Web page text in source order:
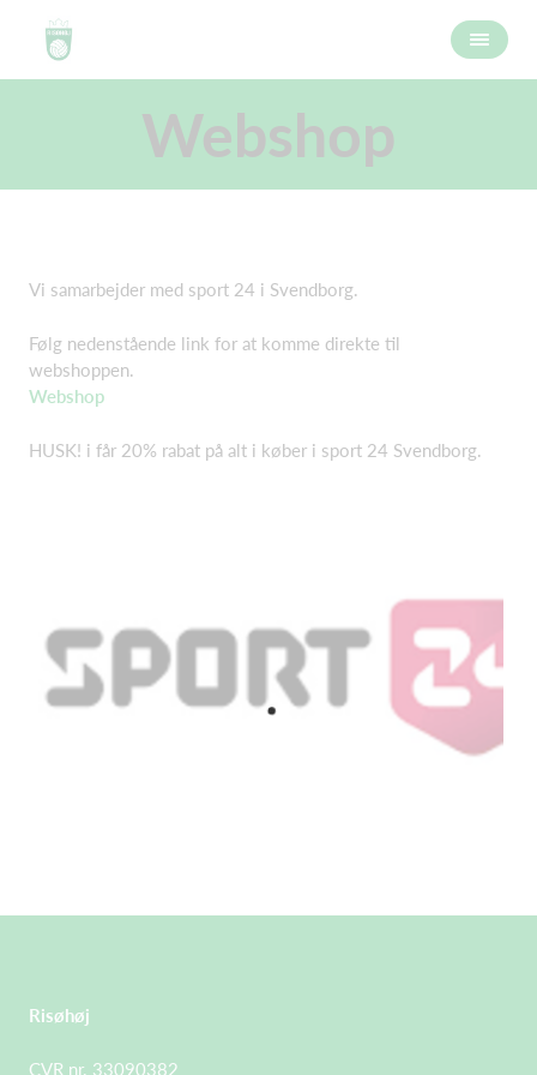
Webshop
Vi samarbejder med sport 24 i Svendborg.
Følg nedenstående link for at komme direkte til
webshoppen.
Webshop
HUSK! i får 20% rabat på alt i køber i sport 24 Svendborg.
Risøhøj
CVR nr. 33090382